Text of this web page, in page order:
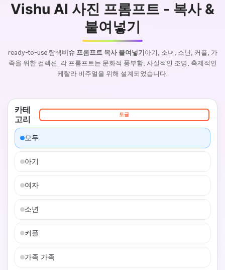
Vishu AI 사진 프롬프트 - 복사 &
붙여넣기
ready-to-use 탐색 비슈 프롬프트 복사 붙여넣기 아기, 소녀, 소년, 커플, 가
족을 위한 컬렉션. 각 프롬프트는 문화적 풍부함, 사실적인 조명, 축제적인
케랄라 비주얼을 위해 설계되었습니다.
카테
고리
토글
모두
아기
여자
소년
커플
가족 가족